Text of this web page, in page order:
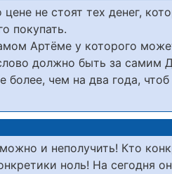
цене не стоят тех денег,
покупать.
Артёме у которого
должно быть за
более, чем на два года,
и неполучить! Кто
ноль! На сегодня